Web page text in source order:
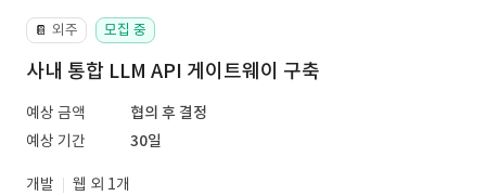
📔 외주 모집 중
사내 통합 LLM API 게이트웨이 구축
예상 금액
협의 후 결정
예상 기간
30일
개발
웹 외 1개